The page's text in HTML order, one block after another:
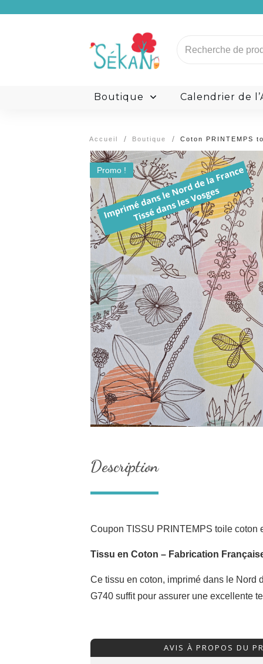
Recherche
Boutique Calendrier de
Accueil / Boutique / Coton PRINTEMPS
Promo !
Description
Coupon TISSU PRINTEMPS toile coton
Tissu en Coton – Fabrication
Ce tissu en coton, imprimé dans le Nord
G740 suffit pour assurer une excellente
AVIS À PROPOS DU